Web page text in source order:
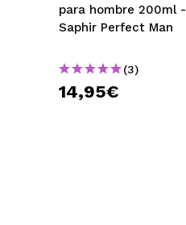
para hombre 200ml -
Saphir Perfect Man
(3)
14,95€